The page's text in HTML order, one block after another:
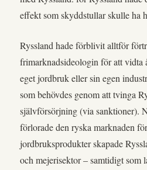
effekt som skyddstullar skulle ha
Ryssland hade förblivit alltför
frimarknadsideologin för att vidta
eget jordbruk eller sin egen
som behövdes genom att tvinga
självförsörjning (via sanktioner).
förlorade den ryska marknaden
jordbruksprodukter skapade
och mejerisektor – samtidigt som